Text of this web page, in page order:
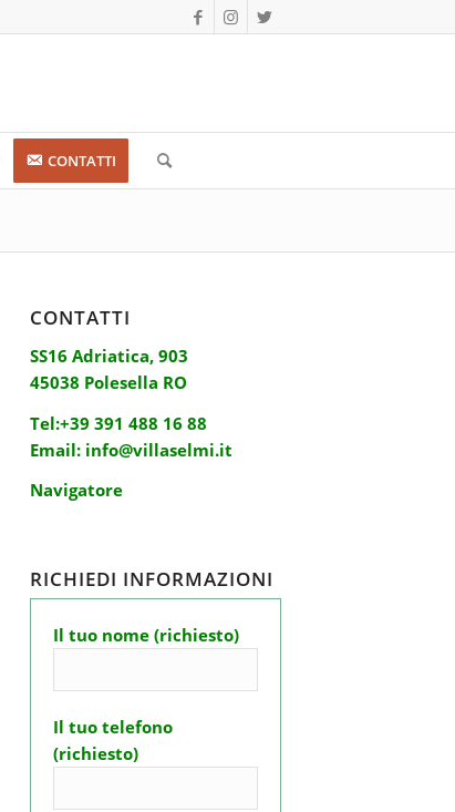
CONTATTI
CONTATTI
SS16 Adriatica, 903
45038 Polesella RO
Tel:+39 391 488 16 88
Email: info@villaselmi.it
Navigatore
RICHIEDI INFORMAZIONI
Il tuo nome (richiesto)
Il tuo telefono
(richiesto)